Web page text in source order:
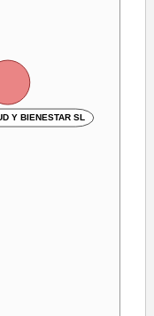
Y BIENESTAR SL